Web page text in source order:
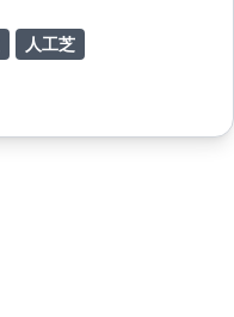
人工芝